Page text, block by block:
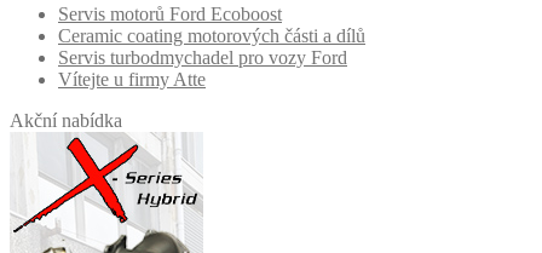
Servis motorů Ford Ecoboost
Ceramic coating motorových části a dílů
Servis turbodmychadel pro vozy Ford
Vítejte u firmy Atte
Akční nabídka